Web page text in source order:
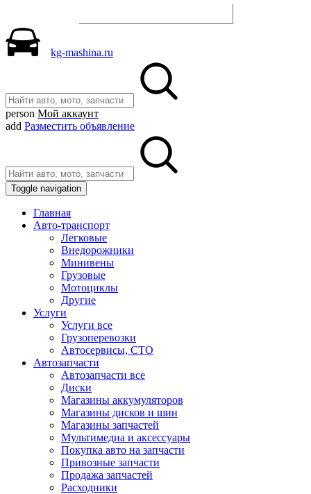
kg-mashina.ru
person Мой аккаунт
add Разместить объявление
Toggle navigation
Главная
Авто-транспорт
Легковые
Внедорожники
Минивены
Грузовые
Мотоциклы
Другие
Услуги
Услуги все
Грузоперевозки
Автосервисы, СТО
Автозапчасти
Автозапчасти все
Диски
Магазины аккумуляторов
Магазины дисков и шин
Магазины запчастей
Мультимедиа и аксессуары
Покупка авто на запчасти
Привозные запчасти
Продажа запчастей
Расходники